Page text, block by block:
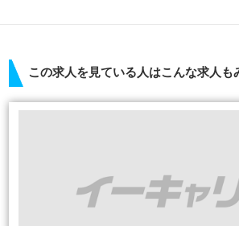
この求人を見ている人はこんな求人も